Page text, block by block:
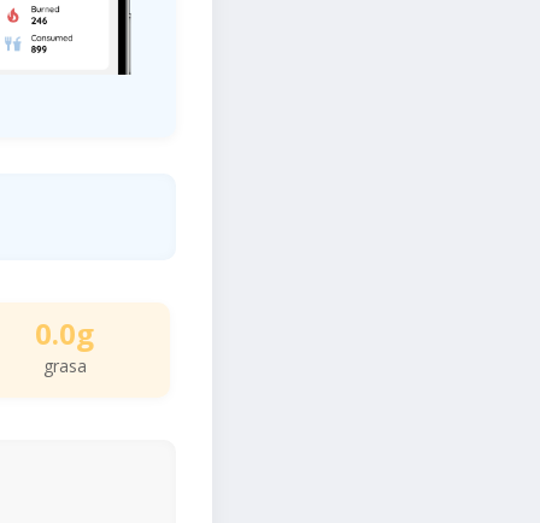
0.0g
grasa